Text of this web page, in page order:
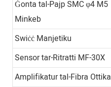
Ġonta tal-Pajp SMC φ4 M5
Minkeb
Swiċċ Manjetiku
Sensor tar-Ritratti MF-30X
Amplifikatur tal-Fibra Ottika